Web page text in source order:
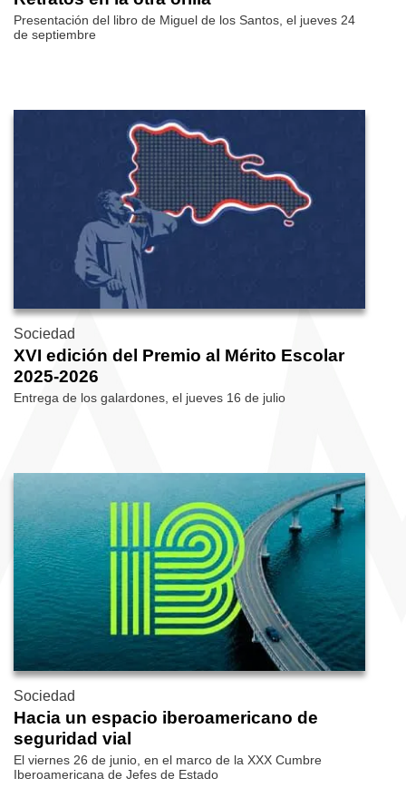
Presentación del libro de Miguel de los Santos, el jueves 24
de septiembre
Sociedad
XVI edición del Premio al Mérito Escolar
2025-2026
Entrega de los galardones, el jueves 16 de julio
Sociedad
Hacia un espacio iberoamericano de
seguridad vial
El viernes 26 de junio, en el marco de la XXX Cumbre
Iberoamericana de Jefes de Estado